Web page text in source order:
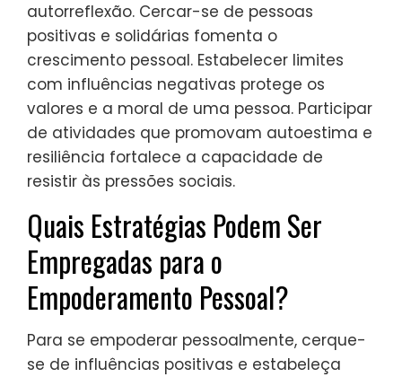
autorreflexão. Cercar-se de pessoas
positivas e solidárias fomenta o
crescimento pessoal. Estabelecer limites
com influências negativas protege os
valores e a moral de uma pessoa. Participar
de atividades que promovam autoestima e
resiliência fortalece a capacidade de
resistir às pressões sociais.
Quais Estratégias Podem Ser
Empregadas para o
Empoderamento Pessoal?
Para se empoderar pessoalmente, cerque-
se de influências positivas e estabeleça